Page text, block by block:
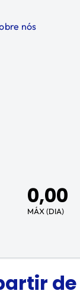
nós
0,00
MÁX (DIA)
de